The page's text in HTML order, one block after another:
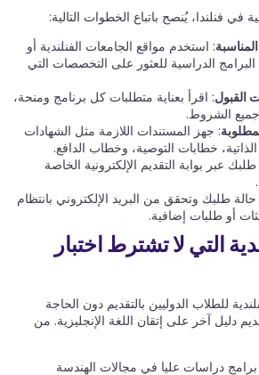
في فنلندا، يُنصح باتباع الخطوات التالية:
: استخدم مواقع الجامعات الفنلندية أو
الدراسية للعثور على التخصصات التي
القبول: اقرأ بعناية متطلبات كل برنامج ومنحة،
جميع الشروط.
: جهز المستندات اللازمة مثل الشهادات
الذاتية، خطابات التوصية، وخطاب الدافع.
عبر بوابة التقديم الإلكترونية الخاصة
حالة طلبك وتحقق من البريد الإلكتروني بانتظام
أو طلبات إضافية.
التي لا تشترط اختبار
للطلاب الدوليين بالتقديم دون الحاجة
دليل آخر على إتقان اللغة الإنجليزية. من
دراسات عليا في مجالات الهندسة